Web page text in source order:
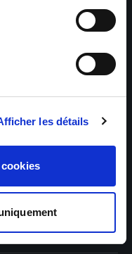
les détails
Bâtiment et
Paris – Tertiaire,
Saint-Louis –
Techniciens,
et Cadres
Louis – Industrie,
Service